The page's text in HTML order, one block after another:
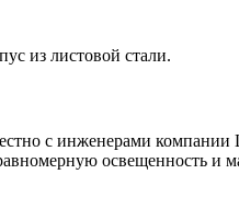
из листовой стали.
с инженерами
освещенность и